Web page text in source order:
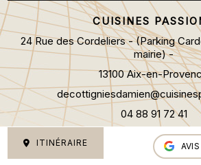
CUISINES
24 Rue des Cordeliers - (Parking
mairie) -
13100 Aix-en-
04 88 91 72 41
ITINÉRAIRE